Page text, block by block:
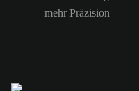
mehr Präzision